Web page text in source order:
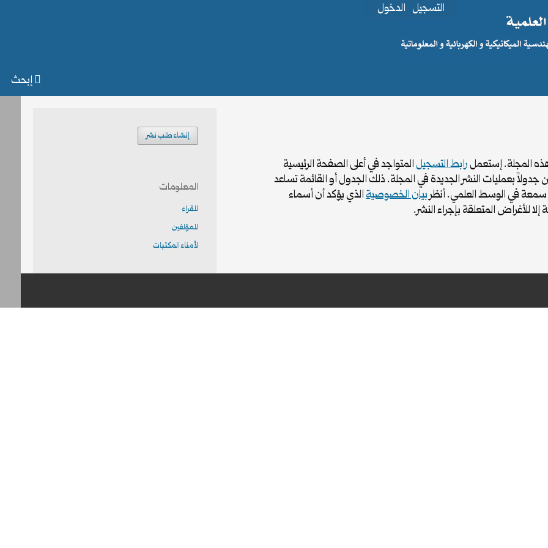
إبحث
التسجيل الدخول
المجلة. إستعملرابط التسجيل المتواجد في أعلى الصفحة الرئيسية
بعمليات النشر الجديدة في المجلة. ذلك الجدول أو القائمة تساعد
سمعة في الوسط العلمي. أنظربيان الخصوصيةالذي يؤكد أن أسماء
للأغراض المتعلقة بإجراء النشر.
إنشاء طلب نشر
المعلومات
للقراء
للمؤلفين
لأمناء المكتبات